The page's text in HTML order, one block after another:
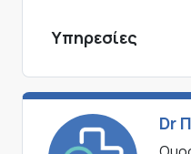
Υπηρεσίες
Dr